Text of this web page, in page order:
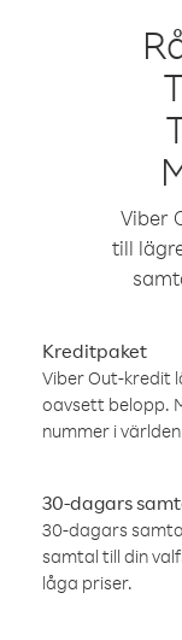
Viber
till
Kreditpaket
Viber Out-kredit
oavsett belopp.
nummer i
30-dagars
30-dagars
samtal till din
låga priser.